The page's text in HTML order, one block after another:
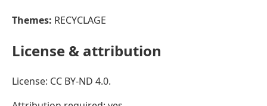
Themes: RECYCLAGE
License & attribution
License: CC BY-ND 4.0.